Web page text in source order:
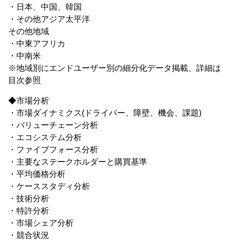
・日本、中国、韓国
・その他アジア太平洋
その他地域
・中東アフリカ
・中南米
※地域別にエンドユーザー別の細分化データ掲載、詳細は
目次参照
◆市場分析
・市場ダイナミクス(ドライバー、障壁、機会、課題)
・バリューチェーン分析
・エコシステム分析
・ファイブフォース分析
・主要なステークホルダーと購買基準
・平均価格分析
・ケーススタディ分析
・技術分析
・特許分析
・市場シェア分析
・競合状況